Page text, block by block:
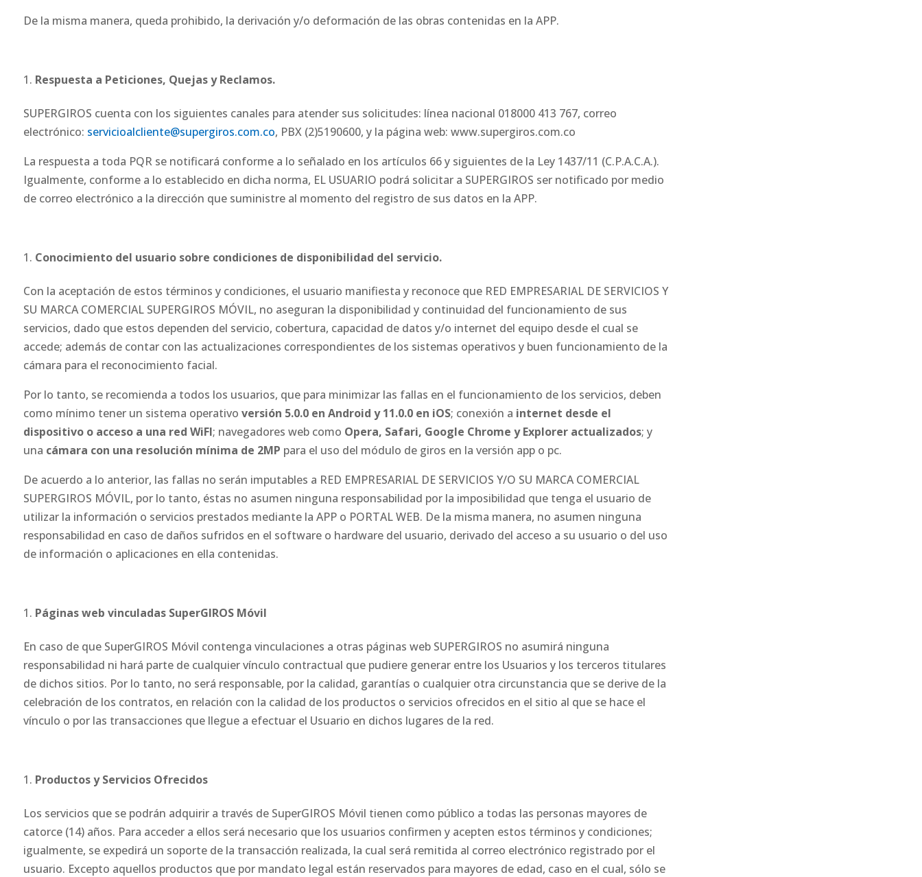
De la misma manera, queda prohibido, la derivación y/o deformación de las obras contenidas en la APP.
Respuesta a Peticiones, Quejas y Reclamos.
SUPERGIROS cuenta con los siguientes canales para atender sus solicitudes: línea nacional 018000 413 767, correo
electrónico: servicioalcliente@supergiros.com.co, PBX (2)5190600, y la página web: www.supergiros.com.co
La respuesta a toda PQR se notificará conforme a lo señalado en los artículos 66 y siguientes de la Ley 1437/11 (C.P.A.C.A.).
Igualmente, conforme a lo establecido en dicha norma, EL USUARIO podrá solicitar a SUPERGIROS ser notificado por medio
de correo electrónico a la dirección que suministre al momento del registro de sus datos en la APP.
Conocimiento del usuario sobre condiciones de disponibilidad del servicio.
Con la aceptación de estos términos y condiciones, el usuario manifiesta y reconoce que RED EMPRESARIAL DE SERVICIOS Y
SU MARCA COMERCIAL SUPERGIROS MÓVIL, no aseguran la disponibilidad y continuidad del funcionamiento de sus
servicios, dado que estos dependen del servicio, cobertura, capacidad de datos y/o internet del equipo desde el cual se
accede; además de contar con las actualizaciones correspondientes de los sistemas operativos y buen funcionamiento de la
cámara para el reconocimiento facial.
Por lo tanto, se recomienda a todos los usuarios, que para minimizar las fallas en el funcionamiento de los servicios, deben
como mínimo tener un sistema operativo versión 5.0.0 en Android y 11.0.0 en iOS; conexión a internet desde el
dispositivo o acceso a una red WiFI; navegadores web como Opera, Safari, Google Chrome y Explorer actualizados; y
una cámara con una resolución mínima de 2MP para el uso del módulo de giros en la versión app o pc.
De acuerdo a lo anterior, las fallas no serán imputables a RED EMPRESARIAL DE SERVICIOS Y/O SU MARCA COMERCIAL
SUPERGIROS MÓVIL, por lo tanto, éstas no asumen ninguna responsabilidad por la imposibilidad que tenga el usuario de
utilizar la información o servicios prestados mediante la APP o PORTAL WEB. De la misma manera, no asumen ninguna
responsabilidad en caso de daños sufridos en el software o hardware del usuario, derivado del acceso a su usuario o del uso
de información o aplicaciones en ella contenidas.
Páginas web vinculadas SuperGIROS Móvil
En caso de que SuperGIROS Móvil contenga vinculaciones a otras páginas web SUPERGIROS no asumirá ninguna
responsabilidad ni hará parte de cualquier vínculo contractual que pudiere generar entre los Usuarios y los terceros titulares
de dichos sitios. Por lo tanto, no será responsable, por la calidad, garantías o cualquier otra circunstancia que se derive de la
celebración de los contratos, en relación con la calidad de los productos o servicios ofrecidos en el sitio al que se hace el
vínculo o por las transacciones que llegue a efectuar el Usuario en dichos lugares de la red.
Productos y Servicios Ofrecidos
Los servicios que se podrán adquirir a través de SuperGIROS Móvil tienen como público a todas las personas mayores de
catorce (14) años. Para acceder a ellos será necesario que los usuarios confirmen y acepten estos términos y condiciones;
igualmente, se expedirá un soporte de la transacción realizada, la cual será remitida al correo electrónico registrado por el
usuario. Excepto aquellos productos que por mandato legal están reservados para mayores de edad, caso en el cual, sólo se